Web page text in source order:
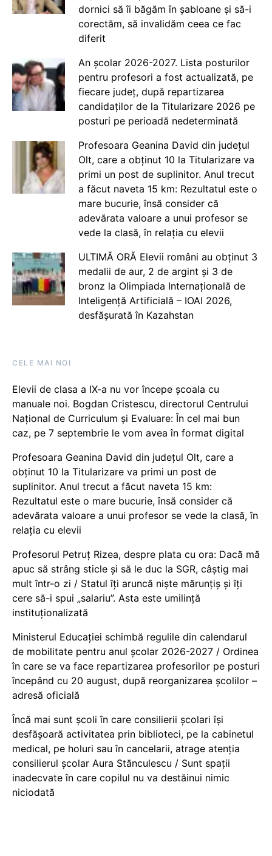
dornici să îi băgăm în șabloane și să-i
corectăm, să invalidăm ceea ce fac
diferit
An școlar 2026-2027. Lista posturilor
pentru profesori a fost actualizată, pe
fiecare județ, după repartizarea
candidaților de la Titularizare 2026 pe
posturi pe perioadă nedeterminată
Profesoara Geanina David din județul
Olt, care a obținut 10 la Titularizare va
primi un post de suplinitor. Anul trecut
a făcut naveta 15 km: Rezultatul este o
mare bucurie, însă consider că
adevărata valoare a unui profesor se
vede la clasă, în relația cu elevii
ULTIMĂ ORĂ Elevii români au obținut 3
medalii de aur, 2 de argint și 3 de
bronz la Olimpiada Internațională de
Inteligență Artificială – IOAI 2026,
desfășurată în Kazahstan
CELE MAI NOI
Elevii de clasa a IX-a nu vor începe școala cu
manuale noi. Bogdan Cristescu, directorul Centrului
Național de Curriculum și Evaluare: În cel mai bun
caz, pe 7 septembrie le vom avea în format digital
Profesoara Geanina David din județul Olt, care a
obținut 10 la Titularizare va primi un post de
suplinitor. Anul trecut a făcut naveta 15 km:
Rezultatul este o mare bucurie, însă consider că
adevărata valoare a unui profesor se vede la clasă, în
relația cu elevii
Profesorul Petruț Rizea, despre plata cu ora: Dacă mă
apuc să strâng sticle și să le duc la SGR, câștig mai
mult într-o zi / Statul îți aruncă niște mărunțiș și îți
cere să-i spui „salariu”. Asta este umilință
instituționalizată
Ministerul Educației schimbă regulile din calendarul
de mobilitate pentru anul școlar 2026-2027 / Ordinea
în care se va face repartizarea profesorilor pe posturi
începând cu 20 august, după reorganizarea școlilor –
adresă oficială
Încă mai sunt școli în care consilierii școlari își
desfășoară activitatea prin biblioteci, pe la cabinetul
medical, pe holuri sau în cancelarii, atrage atenția
consilierul școlar Aura Stănculescu / Sunt spații
inadecvate în care copilul nu va destăinui nimic
niciodată